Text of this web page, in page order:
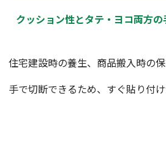
クッション性とタテ・ヨコ両方の
住宅建設時の養生、商品搬入時の
手で切断できるため、すぐ貼り付け